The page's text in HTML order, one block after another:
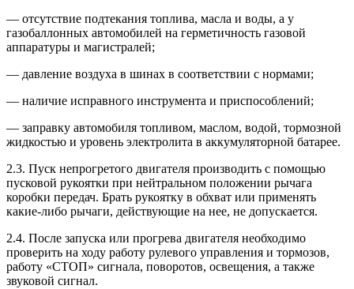
— отсутствие подтекания топлива, масла и воды, а у
газобаллонных автомобилей на герметичность газовой
аппаратуры и магистралей;
— давление воздуха в шинах в соответствии с нормами;
— наличие исправного инструмента и приспособлений;
— заправку автомобиля топливом, маслом, водой, тормозной
жидкостью и уровень электролита в аккумуляторной батарее.
2.3. Пуск непрогретого двигателя производить с помощью
пусковой рукоятки при нейтральном положении рычага
коробки передач. Брать рукоятку в обхват или применять
какие-либо рычаги, действующие на нее, не допускается.
2.4. После запуска или прогрева двигателя необходимо
проверить на ходу работу рулевого управления и тормозов,
работу «СТОП» сигнала, поворотов, освещения, а также
звуковой сигнал.